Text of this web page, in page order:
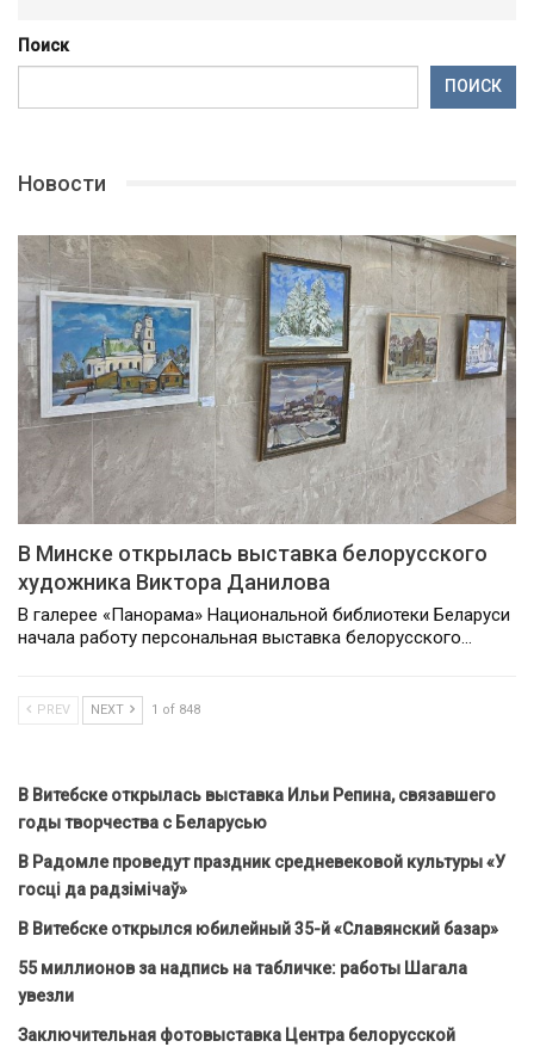
Поиск
ПОИСК
Новости
В Минске открылась выставка белорусского
художника Виктора Данилова
В галерее «Панорама» Национальной библиотеки Беларуси
начала работу персональная выставка белорусского…
PREV NEXT 1 of 848
В Витебске открылась выставка Ильи Репина, связавшего
годы творчества с Беларусью
В Радомле проведут праздник средневековой культуры «У
госці да радзімічаў»
В Витебске открылся юбилейный 35-й «Славянский базар»
55 миллионов за надпись на табличке: работы Шагала
увезли
Заключительная фотовыставка Центра белорусской